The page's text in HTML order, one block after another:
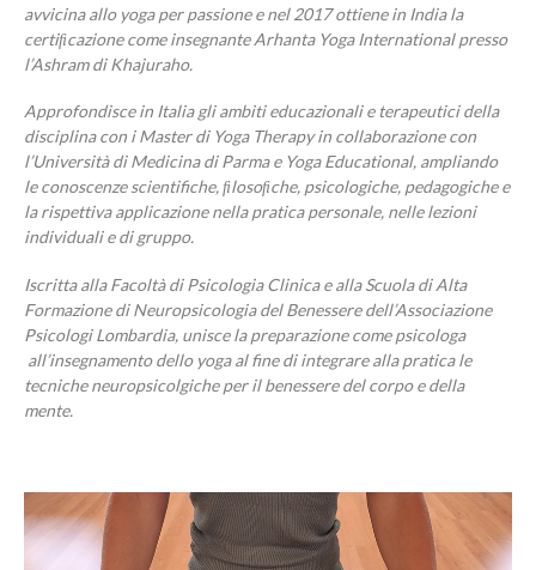
avvicina allo yoga per passione e nel 2017 ottiene in India la
certiﬁcazione come insegnante Arhanta Yoga International presso
l’Ashram di Khajuraho.
Approfondisce in Italia gli ambiti educazionali e terapeutici della
disciplina con i Master di Yoga Therapy in collaborazione con
l’Università di Medicina di Parma e Yoga Educational, ampliando
le conoscenze scientifiche, ﬁlosoﬁche, psicologiche, pedagogiche e
la rispettiva applicazione nella pratica personale, nelle lezioni
individuali e di gruppo.
Iscritta alla Facoltà di Psicologia Clinica e alla Scuola di Alta
Formazione di Neuropsicologia del Benessere dell’Associazione
Psicologi Lombardia, unisce la preparazione come psicologa
all’insegnamento dello yoga al fine di integrare alla pratica le
tecniche neuropsicolgiche per il benessere del corpo e della
mente.